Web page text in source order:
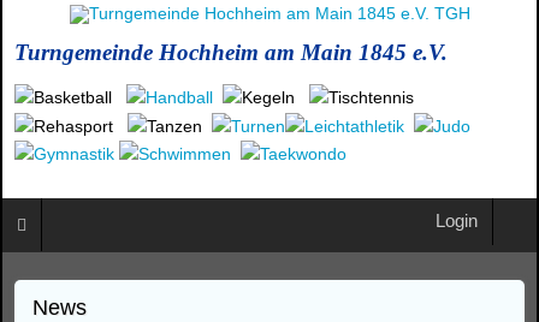
Turngemeinde Hochheim am Main 1845 e.V.
Login
News